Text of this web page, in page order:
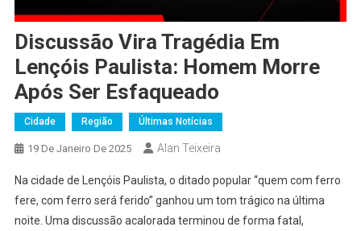
Discussão Vira Tragédia Em
Lençóis Paulista: Homem Morre
Após Ser Esfaqueado
Cidade Região Últimas Notícias
19 De Janeiro De 2025 Alan Teixeira
Na cidade de Lençóis Paulista, o ditado popular “quem com ferro
fere, com ferro será ferido” ganhou um tom trágico na última
noite. Uma discussão acalorada terminou de forma fatal,